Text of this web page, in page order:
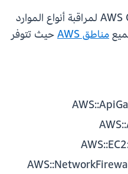
يمكنك الآن استخدام AWS Conﬁg لمراقبة أنواع الموارد
مناطق AWS
حيث تتوفر